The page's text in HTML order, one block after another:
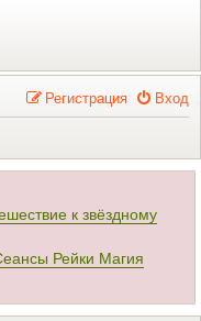
Вход
Регистрация
к звёздному
Рейки Магия